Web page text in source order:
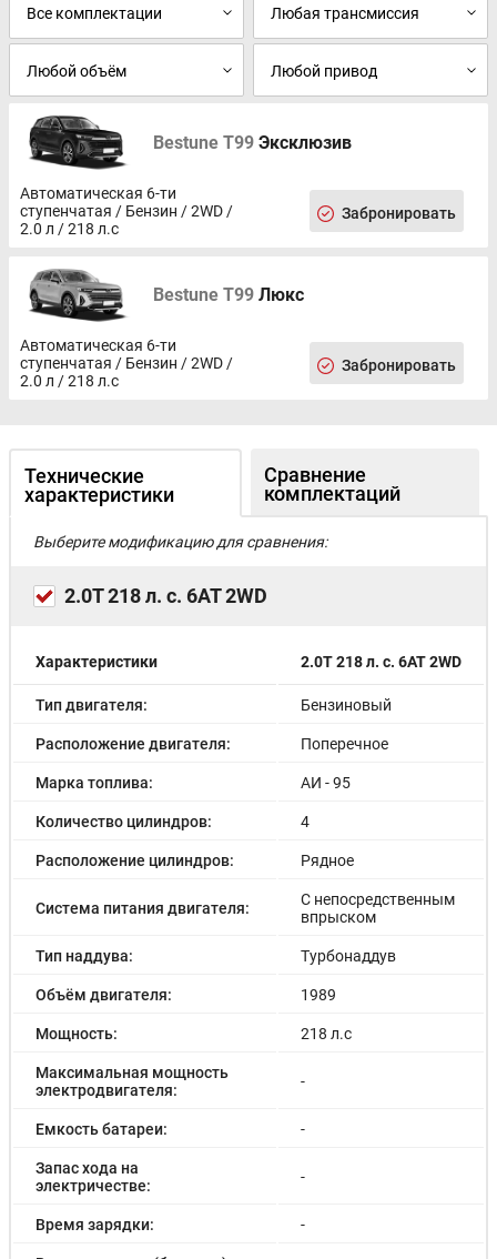
Bestune T99 Эксклюзив
Автоматическая 6-ти
ступенчатая / Бензин / 2WD /
2.0 л / 218 л.с
Забронировать
Bestune T99 Люкс
Автоматическая 6-ти
ступенчатая / Бензин / 2WD /
2.0 л / 218 л.с
Забронировать
Технические
характеристики
Сравнение
комплектаций
Выберите модификацию для сравнения:
2.0T 218 л. с. 6AT 2WD
Характеристики 2.0T 218 л. с. 6AT 2WD
Тип двигателя: Бензиновый
Расположение двигателя: Поперечное
Марка топлива: АИ - 95
Количество цилиндров: 4
Расположение цилиндров: Рядное
Система питания двигателя:
С непосредственным
впрыском
Тип наддува: Турбонаддув
Объём двигателя: 1989
Мощность: 218 л.с
Максимальная мощность
электродвигателя:
-
Емкость батареи: -
Запас хода на
электричестве:
-
Время зарядки: -